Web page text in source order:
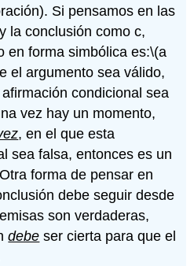
Si pensamos en las
la conclusión como c,
en forma simbólica es:\(a
el argumento sea válido,
condicional sea
vez hay un momento,
, en el que esta
sea falsa, entonces es un
forma de pensar en
debe seguir desde
son verdaderas,
debe ser cierta para que el